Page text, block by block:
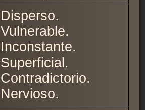
Disperso.
Vulnerable.
Inconstante.
Superficial.
Contradictorio.
Nervioso.